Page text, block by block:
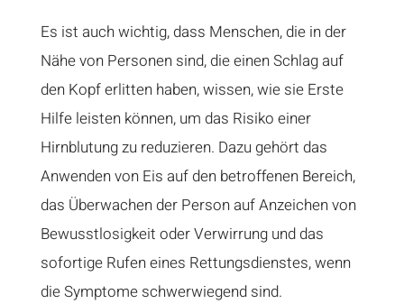
Es ist auch wichtig, dass Menschen, die in der
Nähe von Personen sind, die einen Schlag auf
den Kopf erlitten haben, wissen, wie sie Erste
Hilfe leisten können, um das Risiko einer
Hirnblutung zu reduzieren. Dazu gehört das
Anwenden von Eis auf den betroffenen Bereich,
das Überwachen der Person auf Anzeichen von
Bewusstlosigkeit oder Verwirrung und das
sofortige Rufen eines Rettungsdienstes, wenn
die Symptome schwerwiegend sind.